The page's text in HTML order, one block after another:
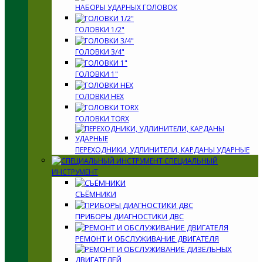
НАБОРЫ УДАРНЫХ ГОЛОВОК
ГОЛОВКИ 1/2"
ГОЛОВКИ 3/4"
ГОЛОВКИ 1"
ГОЛОВКИ HEX
ГОЛОВКИ TORX
ПЕРЕХОДНИКИ, УДЛИНИТЕЛИ, КАРДАНЫ УДАРНЫЕ
СПЕЦИАЛЬНЫЙ
ИНСТРУМЕНТ
СЪЁМНИКИ
ПРИБОРЫ ДИАГНОСТИКИ ДВС
РЕМОНТ И ОБСЛУЖИВАНИЕ ДВИГАТЕЛЯ